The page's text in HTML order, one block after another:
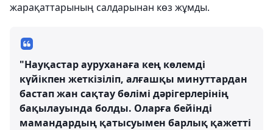
жарақаттарының салдарынан көз жұмды.
"Науқастар ауруханаға кең көлемді
күйікпен жеткізіліп, алғашқы минуттардан
бастап жан сақтау бөлімі дәрігерлерінің
бақылауында болды. Оларға бейінді
мамандардың қатысуымен барлық қажетті